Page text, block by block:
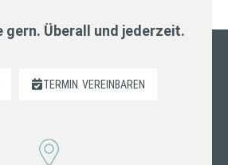
gern. Überall und jederzeit.
TERMIN VEREINBAREN